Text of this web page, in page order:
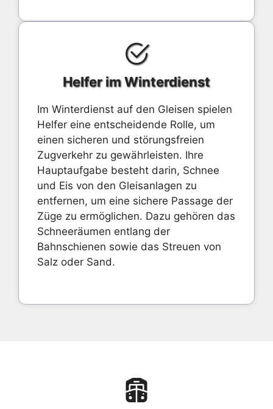
Helfer im Winterdienst
Im Winterdienst auf den Gleisen spielen
Helfer eine entscheidende Rolle, um
einen sicheren und störungsfreien
Zugverkehr zu gewährleisten. Ihre
Hauptaufgabe besteht darin, Schnee
und Eis von den Gleisanlagen zu
entfernen, um eine sichere Passage der
Züge zu ermöglichen. Dazu gehören das
Schneeräumen entlang der
Bahnschienen sowie das Streuen von
Salz oder Sand.